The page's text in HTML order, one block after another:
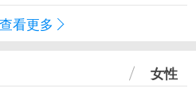
看更多
女性